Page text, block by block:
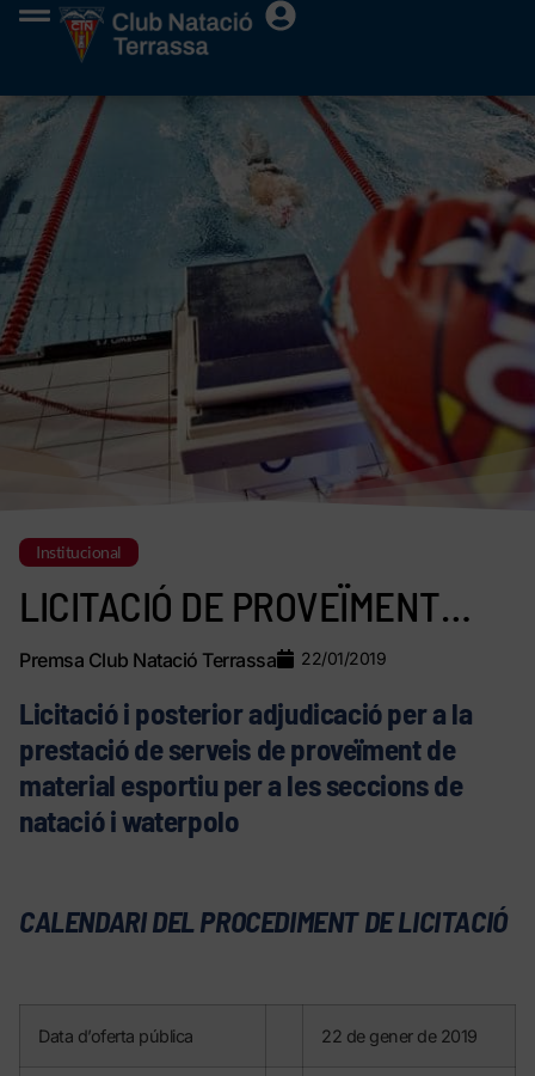
Institucional
LICITACIÓ DE PROVEÏMENT…
Premsa Club Natació Terrassa 22/01/2019
Licitació i posterior adjudicació per a la
prestació de serveis de proveïment de
material esportiu per a les seccions de
natació i waterpolo
CALENDARI DEL PROCEDIMENT DE LICITACIÓ
Data d’oferta pública 22 de gener de 2019